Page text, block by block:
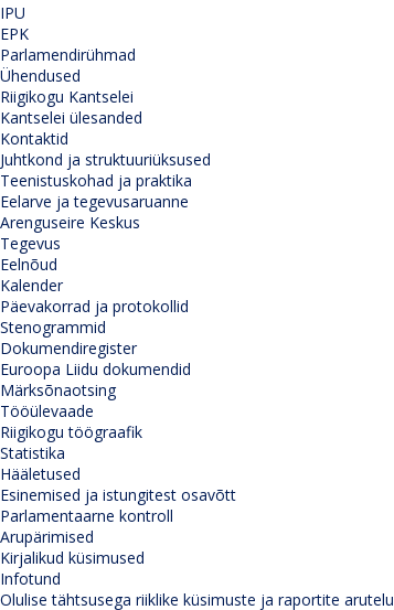
IPU
EPK
Parlamendirühmad
Ühendused
Riigikogu Kantselei
Kantselei ülesanded
Kontaktid
Juhtkond ja struktuuriüksused
Teenistuskohad ja praktika
Eelarve ja tegevusaruanne
Arenguseire Keskus
Tegevus
Eelnõud
Kalender
Päevakorrad ja protokollid
Stenogrammid
Dokumendiregister
Euroopa Liidu dokumendid
Märksõnaotsing
Tööülevaade
Riigikogu töögraafik
Statistika
Hääletused
Esinemised ja istungitest osavõtt
Parlamentaarne kontroll
Arupärimised
Kirjalikud küsimused
Infotund
Olulise tähtsusega riiklike küsimuste ja raportite arutelu